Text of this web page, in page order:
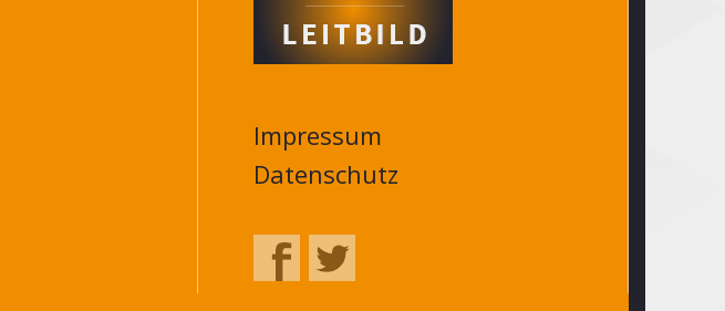
Impressum
Datenschutz